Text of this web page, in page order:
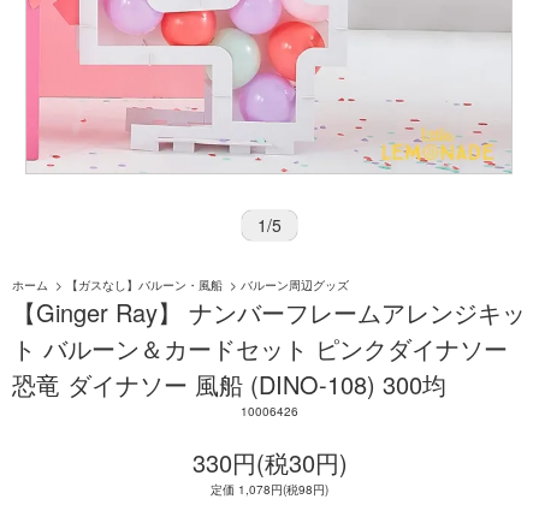
1/5
ホーム > 【ガスなし】バルーン・風船 > バルーン周辺グッズ
【Ginger Ray】 ナンバーフレームアレンジキッ
ト バルーン＆カードセット ピンクダイナソー
恐竜 ダイナソー 風船 (DINO-108) 300均
10006426
330円(税30円)
定価 1,078円(税98円)